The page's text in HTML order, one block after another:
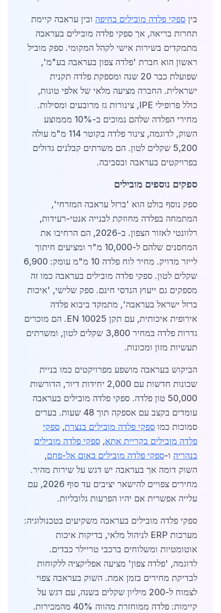
בין ספקי פלדה מובילים בחיפה ובין עראבה קיימת
תחרות בריאה, אך ספקי פלדה מובילים בעראבה
מתמקדים בשירות אישי לקהל המקומי. ספק מוביל
ראשון הוא חברת 'פלדה צפון בעראבה בע"מ',
שפועלת כבר 20 שנה ומספקת פלדה תקנית
ישראלית. החברה מציעה מלאי של אלפי טונות,
כולל פרופילי IPE, צינורות גז מרובעים ומסילות.
מחירי הפלדה שלהם נמוכים ב-10% מממוצע
השוק, לדוגמה, צינור פלדה בקוטר 114 מ"מ עולה
5,200 שקלים לטון. הם משרתים קבלנים גדולים
בפרויקטים בעראבה ובסביבה.
ספקים נוספים מובילים
ספק נוסף בולט הוא 'ברזל עראבה המזרחי',
המתמחה בפלדה מחוזקת לבנייה אנטי-רעידות,
רלוונטי לאזור הצפון. ב-2026, הם הרחיבו את
המחסנים שלהם ל-10,000 מ"ר ומציעים חיתוך
לייזר מדויק. מחיר לוח פלדה 10 מ"מ עומק: 6,900
שקלים לטון. ספקי פלדה מובילים בעראבה כמו זה
מספקים גם ייעוץ הנדסי חינם. ספק שלישי, 'איכות
ברזל ישראל בעראבה', מתמקד ביבוא פלדה
אירופית איכותית, עם תקן EN 10025. הם מוכרים
גדרות פלדה במחיר 3,800 שקלים לטון, ומשרתים
תעשיות מזון ומכונות.
הביקוש בעראבה מושפע מפרויקטים כמו בניית
שכונות חדשות עם 2,000 יחידות דיור, הדורשות
50,000 טון פלדה. ספקי פלדה מובילים בעראבה
עומדים בקצב עם אספקה תוך 48 שעות. בערים
סמוכות כמו ספקי פלדה מובילים בנצרת, ספקי
פלדה מובילים בקריית אתא, ספקי פלדה מובילים
בנהריה ו-ספקי פלדה מובילים באום אל-פחם,
השוק דומה אך בעראבה יש דגש על שירות מהיר.
מחירים צפויים להישאר יציבים עד סוף 2026, עם
עלייה אפשרית אם יהיו הפרעות גלובליות.
ספקי פלדה מובילים בעראבה משקיעים בטכנולוגיה:
מערכות ERP לניהול מלאי, בדיקות איכות
אוטומטיות ומשלוחים ברכבי טריילר כבדים.
לדוגמה, 'פלדה צפון' מציעה אפליקציה ללקוחות
לבדיקת מחירים בזמן אמת. השוק בעראבה צפוי
לצמוח ל-200 מיליון שקלים בשנה, עם דגש על
קיימות: פלדה ממוחזרת מהווה 40% מהמכירות.